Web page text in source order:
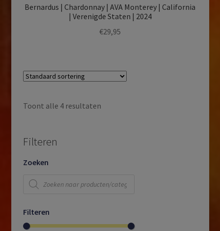
Bernardus | Chardonnay | AVA Monterey | California
| Verenigde Staten | 2024
€29,95
Toont alle 4 resultaten
Filteren
Zoeken
Producten
zoeken
Filteren